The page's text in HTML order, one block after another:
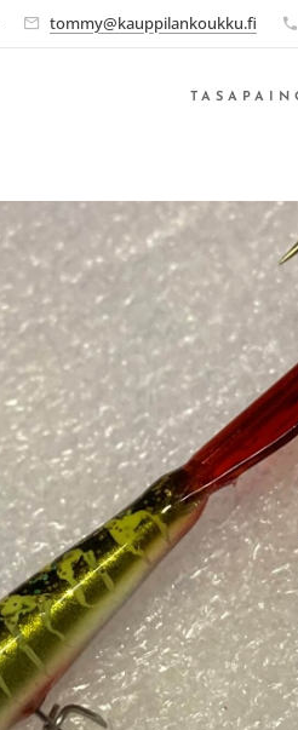
tommy@kauppilankoukku.fi